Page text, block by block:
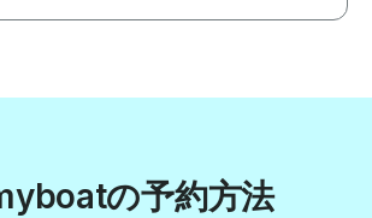
の予約方法